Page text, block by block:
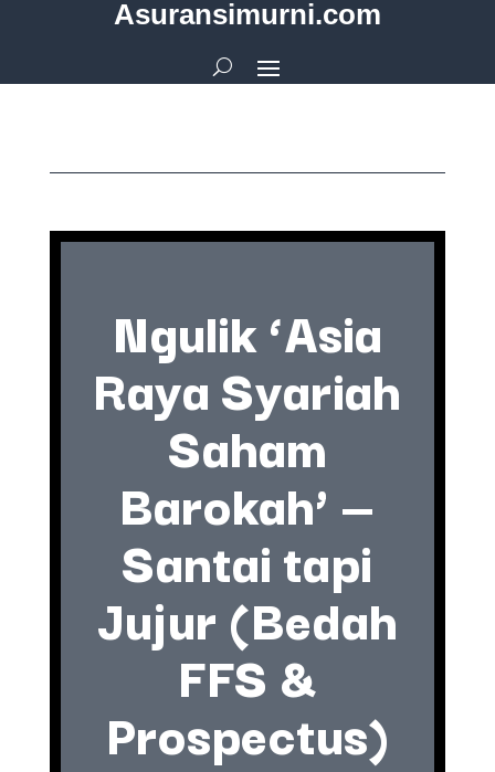
Asuransimurni.com
Ngulik ‘Asia
Raya Syariah
Saham
Barokah’ —
Santai tapi
Jujur (Bedah
FFS &
Prospectus)